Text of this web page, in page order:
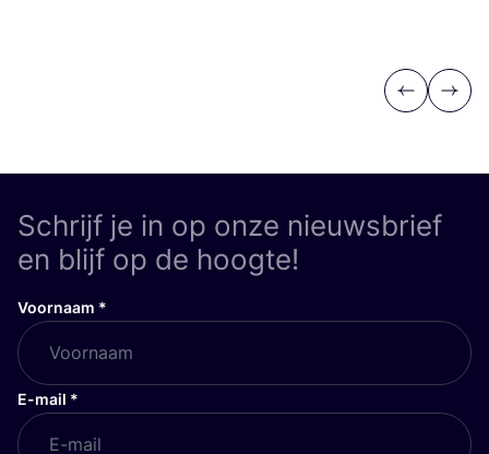
Previous
Next
Schrijf je in op onze nieuwsbrief
en blijf op de hoogte!
Voornaam *
E-mail *